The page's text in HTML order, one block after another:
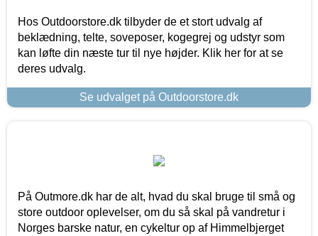
Hos Outdoorstore.dk tilbyder de et stort udvalg af
beklædning, telte, soveposer, kogegrej og udstyr som
kan løfte din næste tur til nye højder. Klik her for at se
deres udvalg.
Se udvalget på Outdoorstore.dk
På Outmore.dk har de alt, hvad du skal bruge til små og
store outdoor oplevelser, om du så skal på vandretur i
Norges barske natur, en cykeltur op af Himmelbjerget